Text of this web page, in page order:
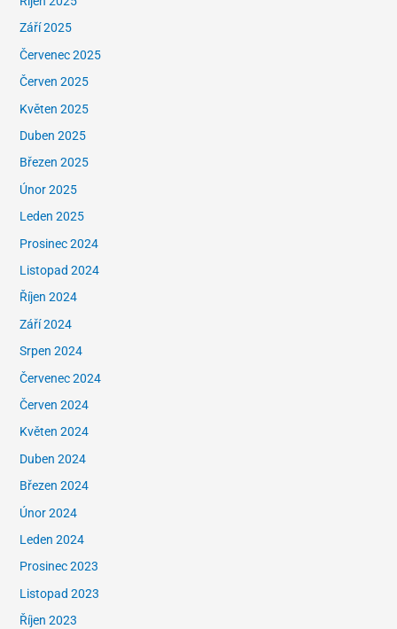
Září 2025
Červenec 2025
Červen 2025
Květen 2025
Duben 2025
Březen 2025
Únor 2025
Leden 2025
Prosinec 2024
Listopad 2024
Říjen 2024
Září 2024
Srpen 2024
Červenec 2024
Červen 2024
Květen 2024
Duben 2024
Březen 2024
Únor 2024
Leden 2024
Prosinec 2023
Listopad 2023
Říjen 2023